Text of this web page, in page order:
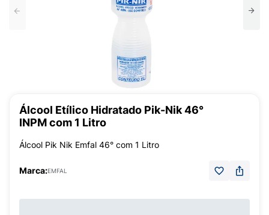
Álcool Etílico Hidratado Pik-Nik 46°
INPM com 1 Litro
Álcool Pik Nik Emfal 46° com 1 Litro
Marca:EMFAL